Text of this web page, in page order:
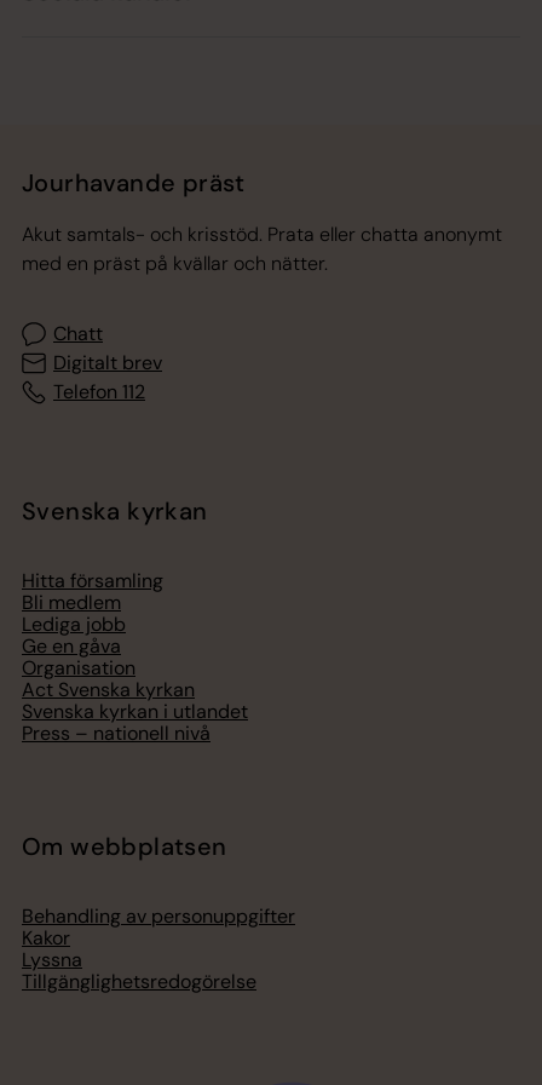
Jourhavande präst
Akut samtals- och krisstöd. Prata eller chatta anonymt
med en präst på kvällar och nätter.
Chatt
Digitalt brev
Telefon 112
Svenska kyrkan
Hitta församling
Bli medlem
Lediga jobb
Ge en gåva
Organisation
Act Svenska kyrkan
Svenska kyrkan i utlandet
Press – nationell nivå
Om webbplatsen
Behandling av personuppgifter
Kakor
Lyssna
Tillgänglighetsredogörelse